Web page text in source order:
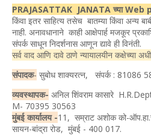
PRAJASATTAK JANATA च्या Web
किंवा इतर साहित्य तसेच बातम्या किंवा अन्य
नाही. अनावधानाने काही आक्षेपार्ह मजकूर
संपर्क साधून निदर्शनास आणून द्यावे ही विनंती.
सर्व वाद आणि दावे ठाणे न्यायालयीन कक्षेच्या
संपादक- सुबोध शाक्यरत्न, संपर्क :
व्यवस्थापक- अनिल शिंवराम कासारे
M- 70395 30563
मुंबई कार्यालय -11, सम्राट अशोक को-
सायन-बांद्रा रोड, मुंबई - 400 017.